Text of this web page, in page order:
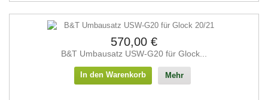
570,00 €
B&T Umbausatz USW-G20 für Glock...
In den Warenkorb Mehr